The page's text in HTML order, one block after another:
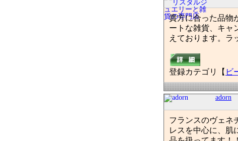
貴方に合った品物
ートな雑貨、キャ
えております。ラ
登録カテゴリ【 ビ
adorn
フランスのヴェネ
レスを中心に、肌